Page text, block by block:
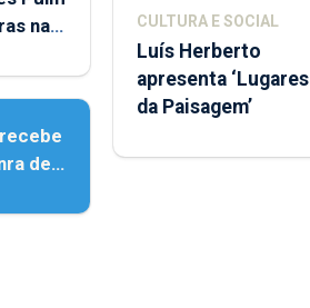
na
de
CULTURA E SOCIAL
Luís Herberto
apresenta ‘Lugares
da Paisagem’